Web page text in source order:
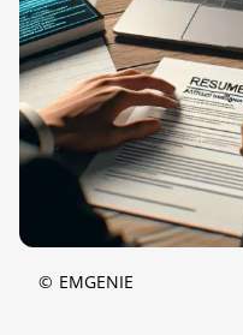
© EMGENIE